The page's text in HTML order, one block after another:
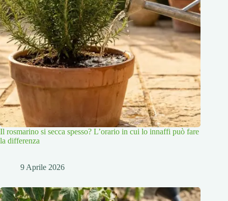
Il rosmarino si secca spesso? L’orario in cui lo innaffi può fare
la differenza
9 Aprile 2026